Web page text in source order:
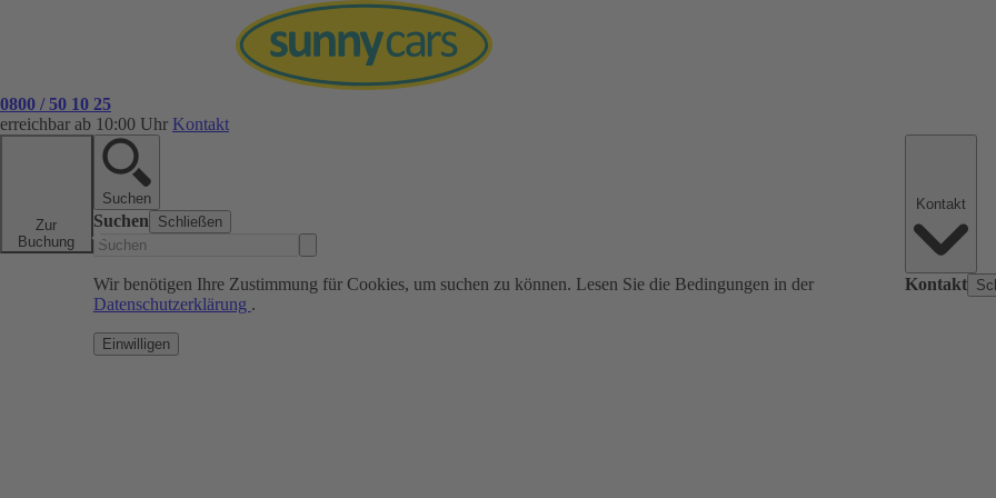
0800 / 50 10 25
erreichbar ab 10:00 Uhr Kontakt
Zur
Buchung
Suchen
Suchen Schließen
Wir benötigen Ihre Zustimmung für Cookies, um suchen zu können. Lesen Sie die Bedingungen in der
Datenschutzerklärung .
Einwilligen
Kontakt